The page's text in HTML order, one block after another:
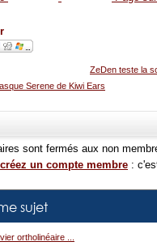
ZeDen teste la
Serene de Kiwi Ears
sont fermés aux non
créez un compte membre :
sujet
ortholinéaire ...